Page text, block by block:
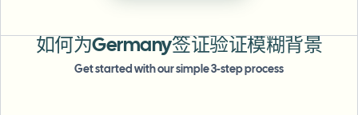
视频智能
批量视频模糊
API 和 SDK
如何为Germany签证验证模糊背景
Get started with our simple 3-step process